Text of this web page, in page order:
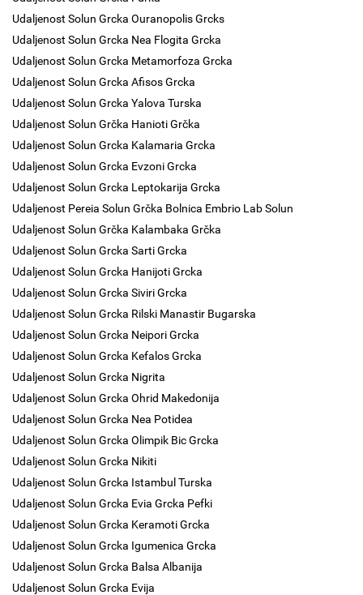
Udaljenost Solun Grcka Ouranopolis Grcks
Udaljenost Solun Grcka Nea Flogita Grcka
Udaljenost Solun Grcka Metamorfoza Grcka
Udaljenost Solun Grcka Afisos Grcka
Udaljenost Solun Grcka Yalova Turska
Udaljenost Solun Grčka Hanioti Grčka
Udaljenost Solun Grcka Kalamaria Grcka
Udaljenost Solun Grcka Evzoni Grcka
Udaljenost Solun Grcka Leptokarija Grcka
Udaljenost Pereia Solun Grčka Bolnica Embrio Lab Solun
Udaljenost Solun Grčka Kalambaka Grčka
Udaljenost Solun Grcka Sarti Grcka
Udaljenost Solun Grcka Hanijoti Grcka
Udaljenost Solun Grcka Siviri Grcka
Udaljenost Solun Grcka Rilski Manastir Bugarska
Udaljenost Solun Grcka Neipori Grcka
Udaljenost Solun Grcka Kefalos Grcka
Udaljenost Solun Grcka Nigrita
Udaljenost Solun Grcka Ohrid Makedonija
Udaljenost Solun Grcka Nea Potidea
Udaljenost Solun Grcka Olimpik Bic Grcka
Udaljenost Solun Grcka Nikiti
Udaljenost Solun Grcka Istambul Turska
Udaljenost Solun Grcka Evia Grcka Pefki
Udaljenost Solun Grcka Keramoti Grcka
Udaljenost Solun Grcka Igumenica Grcka
Udaljenost Solun Grcka Balsa Albanija
Udaljenost Solun Grcka Evija